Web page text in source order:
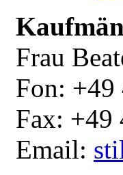
Frau
Fon: +49
Fax: +49
Email: